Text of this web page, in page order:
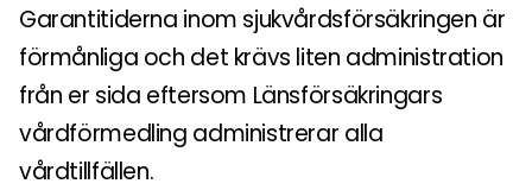
Garantitiderna inom sjukvårdsförsäkringen är
förmånliga och det krävs liten administration
från er sida eftersom Länsförsäkringars
vårdförmedling administrerar alla
vårdtillfällen.